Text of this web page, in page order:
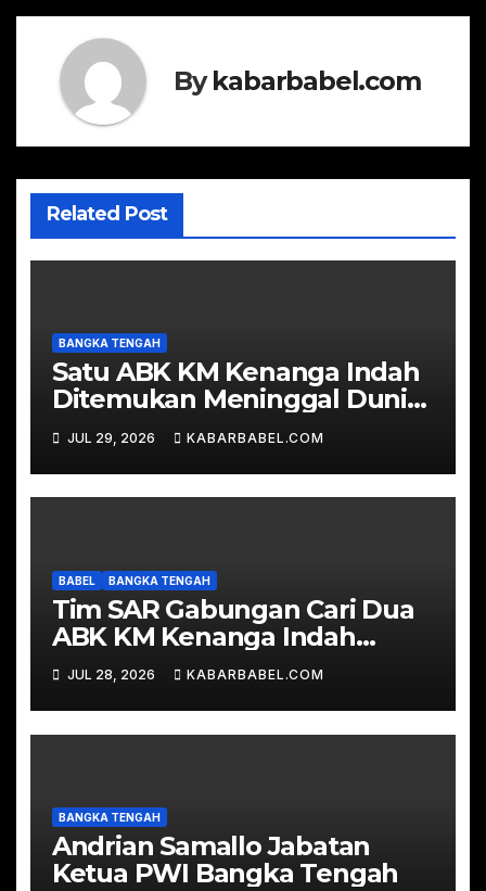
Bykabarbabel.com
Related Post
BANGKA TENGAH
Satu ABK KM Kenanga Indah
Ditemukan Meninggal Dunia,
Tim SAR Gabungan Lakukan
Evakuasi
JUL 29, 2026 KABARBABEL.COM
BABEL BANGKA TENGAH
Tim SAR Gabungan Cari Dua
ABK KM Kenanga Indah
Hilang Terseret Arus di
Perairan Lubuk Besar
JUL 28, 2026 KABARBABEL.COM
BANGKA TENGAH
Andrian Samallo Jabatan
Ketua PWI Bangka Tengah